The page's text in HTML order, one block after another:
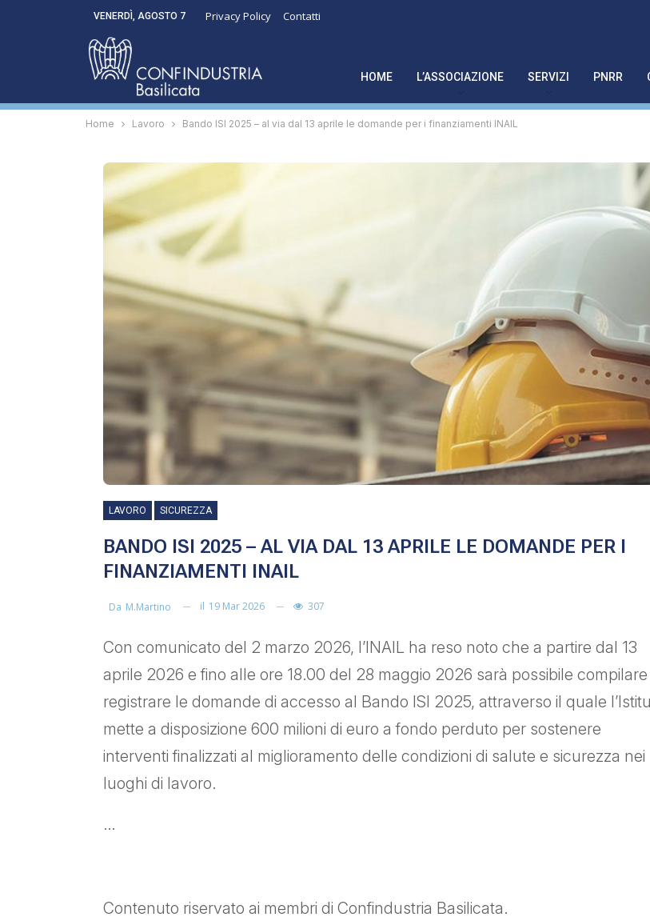
VENERDÌ, AGOSTO 7 Privacy Policy Contatti
HOME L’ASSOCIAZIONE SERVIZI PNRR
Home Lavoro Bando ISI 2025 – al via dal 13 aprile le domande per i finanziamenti INAIL
LAVORO SICUREZZA
BANDO ISI 2025 – AL VIA DAL 13 APRILE LE DOMANDE PER I
FINANZIAMENTI INAIL
Da M.martino il 19 Mar 2026 307
Con comunicato del 2 marzo 2026, l’INAIL ha reso noto che a partire dal 13
aprile 2026 e fino alle ore 18.00 del 28 maggio 2026 sarà possibile compilare
registrare le domande di accesso al Bando ISI 2025, attraverso il quale
mette a disposizione 600 milioni di euro a fondo perduto per sostenere
interventi finalizzati al miglioramento delle condizioni di salute e sicurezza nei
luoghi di lavoro.
…
Contenuto riservato ai membri di Confindustria Basilicata.